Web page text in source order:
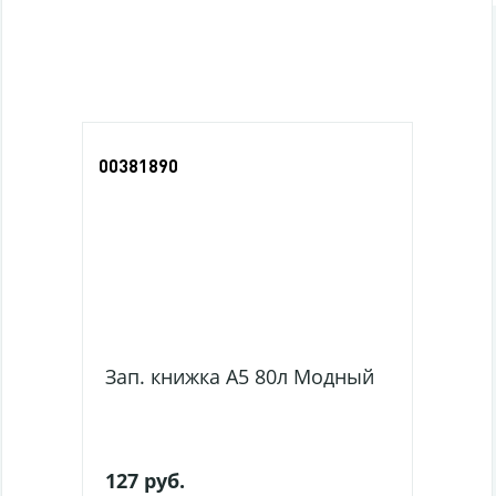
00381890
Зап. книжка А5 80л Модный примат блок
127 руб.